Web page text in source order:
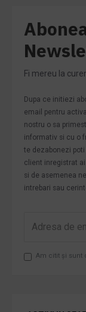
Fi mereu la
Dupa ce initiezi
email pentru
nostru o sa
informativ si cu o
te dezabonezi
client inregistrat
si de asemenea
intrebari sau
Am citit şi sunt